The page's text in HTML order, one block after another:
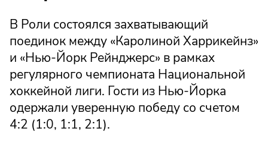
В Роли состоялся захватывающий
поединок между «Каролиной Харрикейнз»
и «Нью-Йорк Рейнджерс» в рамках
регулярного чемпионата Национальной
хоккейной лиги. Гости из Нью-Йорка
одержали уверенную победу со счетом
4:2 (1:0, 1:1, 2:1).